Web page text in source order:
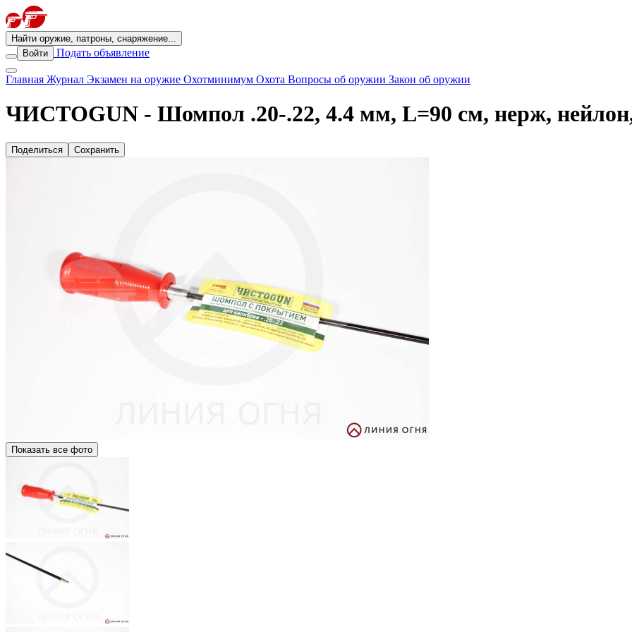
Найти оружие, патроны, снаряжение...
Войти
Подать объявление
Главная Журнал Экзамен на оружие Охотминимум Охота Вопросы об оружии Закон об оружии
ЧИСТОGUN - Шомпол .20-.22, 4.4 мм, L=90 см, нерж,
Поделиться Сохранить
Показать все фото